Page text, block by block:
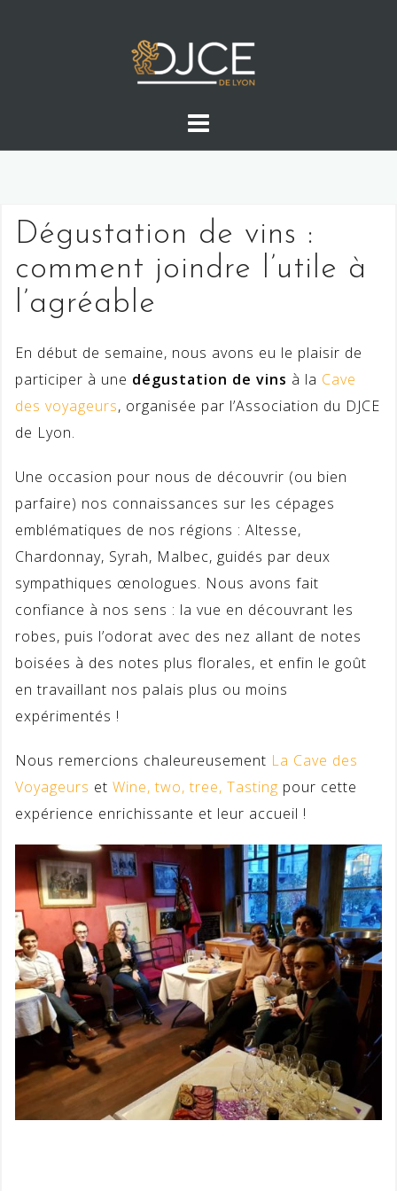
Dégustation de vins :
comment joindre l’utile à
l’agréable
En début de semaine, nous avons eu le plaisir de
participer à une dégustation de vins à la Cave
des voyageurs, organisée par l’Association du DJCE
de Lyon.
Une occasion pour nous de découvrir (ou bien
parfaire) nos connaissances sur les cépages
emblématiques de nos régions : Altesse,
Chardonnay, Syrah, Malbec, guidés par deux
sympathiques œnologues. Nous avons fait
confiance à nos sens : la vue en découvrant les
robes, puis l’odorat avec des nez allant de notes
boisées à des notes plus florales, et enfin le goût
en travaillant nos palais plus ou moins
expérimentés !
Nous remercions chaleureusement La Cave des
Voyageurs et Wine, two, tree, Tasting pour cette
expérience enrichissante et leur accueil !